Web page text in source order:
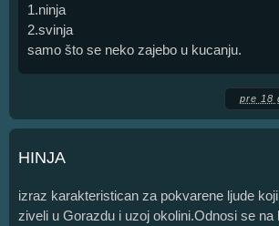
1.ninja
2.svinja
samo što se neko zajebo u kucanju.
pre 18
HINJA
izraz karakteristican za pokvarene ljude
ziveli u Gorazdu i uzoj okolini.Odnosi se na